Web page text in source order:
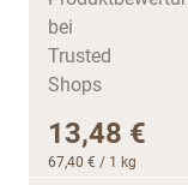
13,48 €
67,40 € / 1 kg